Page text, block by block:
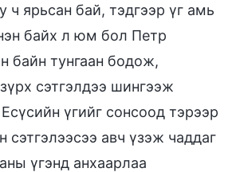
ч ярьсан бай, тэдгээр үг амь
байх л юм бол Петр
байн тунгаан бодож,
сэтгэлдээ шингээж
үгийг сонсоод тэрээр
сэтгэлээсээ авч үзэж чаддаг
үгэнд анхаарлаа